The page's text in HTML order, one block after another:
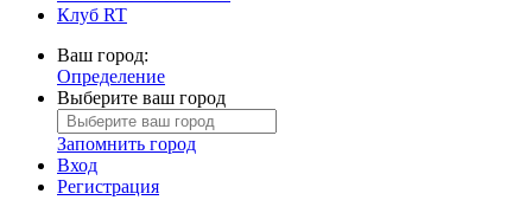
Клуб RT
Ваш город:
Определение
Выберите ваш город
Запомнить город
Вход
Регистрация